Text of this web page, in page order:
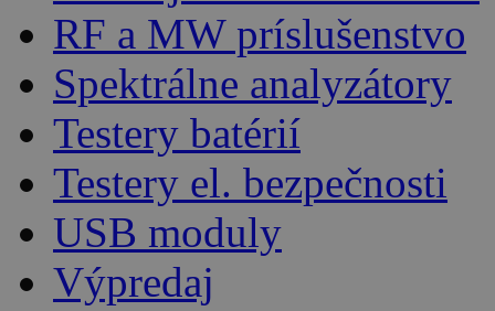
RF a MW príslušenstvo
Spektrálne analyzátory
Testery batérií
Testery el. bezpečnosti
USB moduly
Výpredaj